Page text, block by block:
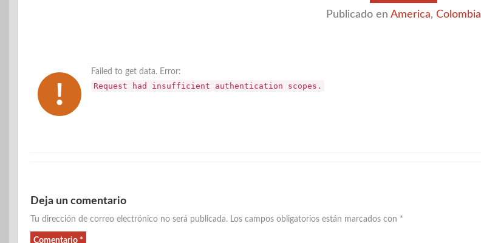
Publicado en America, Colombia
Failed to get data. Error:
Request had insufficient authentication scopes.
Deja un comentario
Tu dirección de correo electrónico no será publicada. Los campos obligatorios están marcados con *
Comentario *